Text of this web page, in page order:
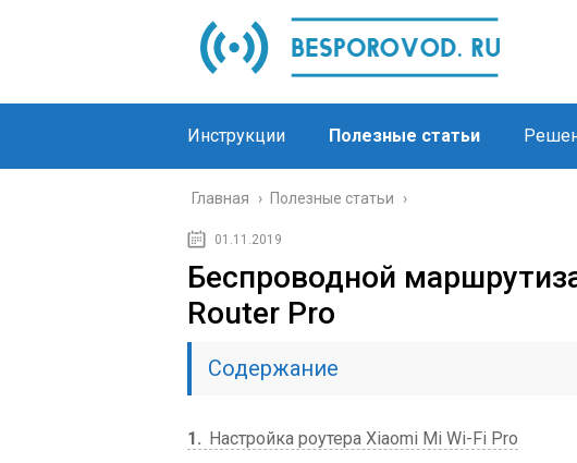
Инструкции Полезные статьи
Главная › Полезные статьи ›
01.11.2019
Беспроводной
Router Pro
Содержание
1
Настройка роутера Xiaomi Mi Wi-Fi Pro